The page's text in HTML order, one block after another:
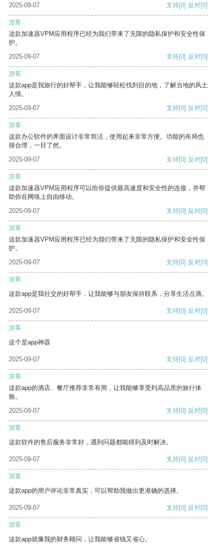
2025-09-07 支持[0] 反对[0]
游客
这款加速器VPM应用程序已经为我们带来了无限的隐私保护和安全性保
护。
2025-09-07
支持[0] 反对[0]
游客
这款app是我旅行的好帮手，让我能够轻松找到目的地，了解当地的风土
人情。
2025-09-07
支持[0] 反对[0]
游客
这款办公软件的界面设计非常简洁，使用起来非常方便。功能的布局也
很合理，一目了然。
2025-09-07
支持[0] 反对[0]
游客
这款加速器VPM应用程序可以给你提供最高速度和安全性的连接，并帮
助你在网络上自由移动。
2025-09-07
支持[0] 反对[0]
游客
这款加速器VPM应用程序已经为我们带来了无限的隐私保护和安全性保
护。
2025-09-07
支持[0] 反对[0]
游客
这款app是我社交的好帮手，让我能够与朋友保持联系，分享生活点滴。
2025-09-07 支持[0] 反对[0]
游客
这个是app神器
2025-09-07 支持[0] 反对[0]
游客
这款app的酒店、餐厅推荐非常有用，让我能够享受到高品质的旅行体
验。
2025-09-07
支持[0] 反对[0]
游客
这款软件的售后服务非常好，遇到问题都能得到及时解决。
2025-09-07 支持[0] 反对[0]
游客
这款app的用户评论非常真实，可以帮助我做出更准确的选择。
2025-09-07 支持[0] 反对[0]
游客
这款app就像我的财务顾问，让我能够省钱又省心。